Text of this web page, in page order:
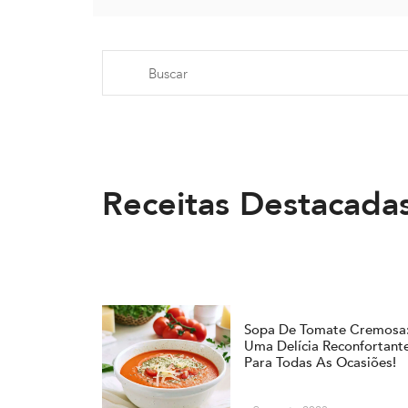
Receitas
Sopa De Tomate Cremosa:
Uma Delícia
Para Todas As Ocasiões!